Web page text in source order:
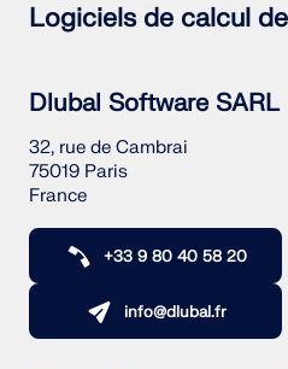
Logiciels de calcul
Dlubal Software SARL
32, rue de Cambrai
75019 Paris
France
+33 9 80 40 58 20
info@dlubal.fr